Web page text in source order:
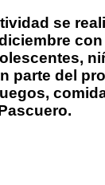
se
parte del